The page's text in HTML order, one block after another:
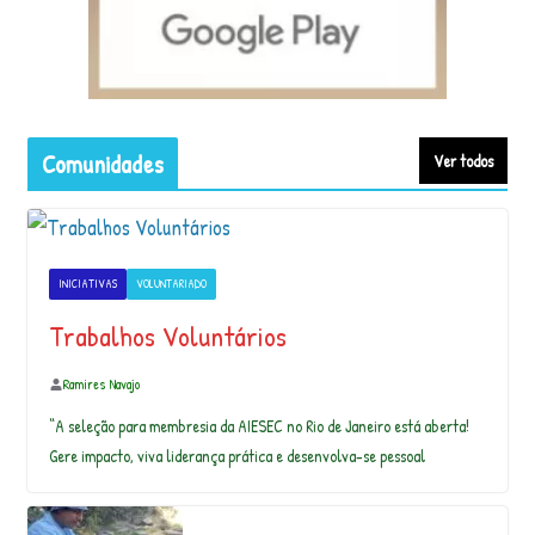
quer, é preciso imaginar que se tem. Foi…
Série “Minhocão” “Senhora de prata”
#gra…
Araquem Oficial
Belíssima imagem aérea das praias das
Conchas e Peró (divididas pelo Morro da
V…
Comunidades Ver todos
INICIATIVAS VOLUNTARIADO
Trabalhos Voluntários
Ramires Navajo
“A seleção para membresia da AIESEC no Rio de Janeiro está aberta!
Gere impacto, viva liderança prática e desenvolva-se pessoal